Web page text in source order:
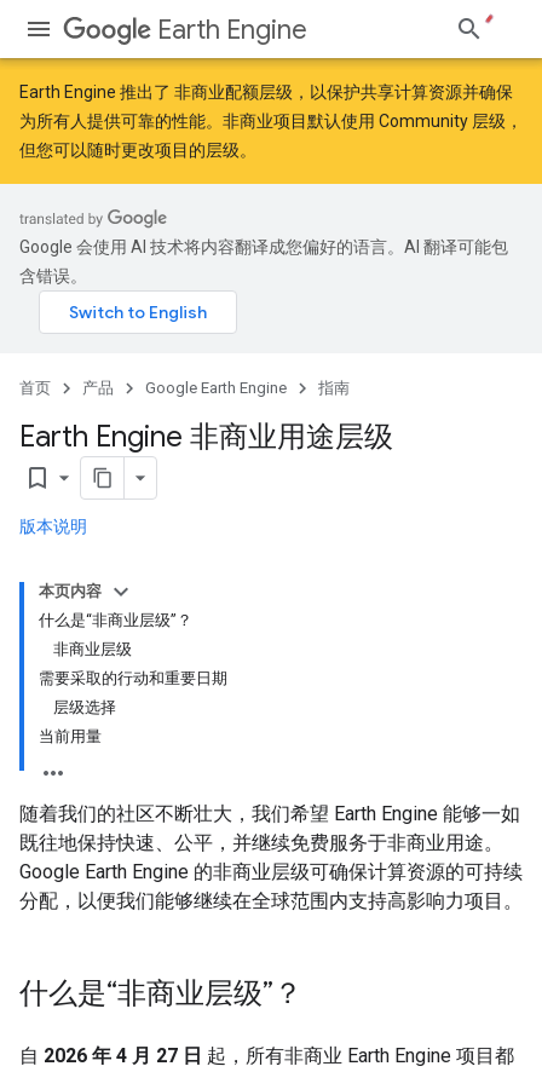
Earth Engine
Earth Engine 推出了 非商业配额层级 ，以保护共享计算资源并确保
为所有人提供可靠的性能。非商业项目默认使用 Community 层级，
但您可以随时更改项目的层级。
Google 会使用 AI 技术将内容翻译成您偏好的语言。AI 翻译可能包
含错误。
首页 产品 Google Earth Engine 指南
Earth Engine 非商业用途层级
bookmark_border
版本说明
本页内容
什么是“非商业层级”？
非商业层级
需要采取的行动和重要日期
层级选择
当前用量
随着我们的社区不断壮大，我们希望 Earth Engine 能够一如
既往地保持快速、公平，并继续免费服务于非商业用途。
Google Earth Engine 的非商业层级可确保计算资源的可持续
分配，以便我们能够继续在全球范围内支持高影响力项目。
什么是“非商业层级”？
自 2026 年 4 月 27 日 起，所有非商业 Earth Engine 项目都